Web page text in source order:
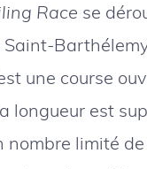
Race se
Saint-
une course
longueur est
nombre limité